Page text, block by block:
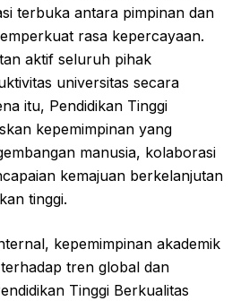
terbuka antara pimpinan dan
rasa kepercayaan.
aktif seluruh pihak
universitas secara
itu, Pendidikan Tinggi
kepemimpinan yang
manusia, kolaborasi
kemajuan berkelanjutan
tinggi.
kepemimpinan akademik
tren global dan
Tinggi Berkualitas